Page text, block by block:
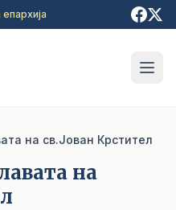
на св.Јован Крстител
на